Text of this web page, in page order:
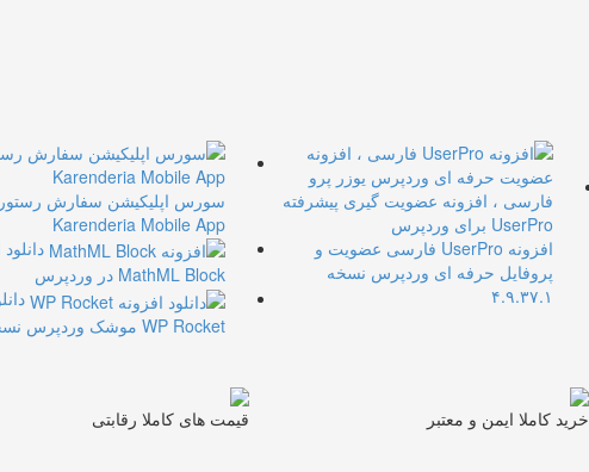
افزونه UserPro فارسی عضویت و
پروفایل حرفه ای وردپرس نسخه
۴.۹.۳۷.۱
سورس اپلیکیشن سفارش
Karenderia Mobile App
MathML Block در وردپرس
WP Rocket موشک وردپرس نسخه ۳.۱۶
خرید کاملا ایمن و معتبر قیمت های کاملا رقابتی